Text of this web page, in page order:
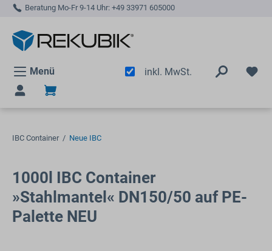
springen
Beratung Mo-Fr 9-14 Uhr: +49 33971 605000
Menü inkl. MwSt.
IBC Container / Neue IBC
1000l IBC Container
»Stahlmantel« DN150/50 auf PE-
Palette NEU